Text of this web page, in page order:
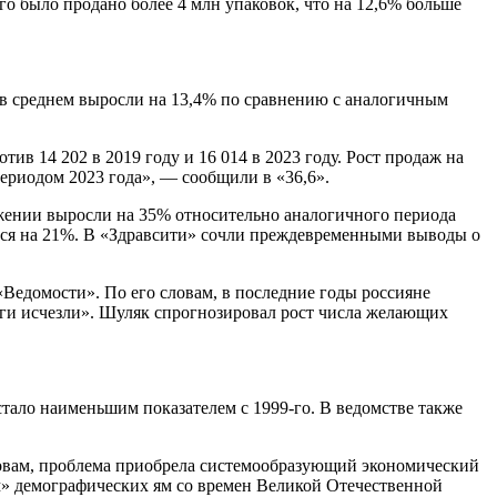
было продано более 4 млн упаковок, что на 12,6% больше
среднем выросли на 13,4% по сравнению с аналогичным
14 202 в 2019 году и 16 014 в 2023 году. Рост продаж на
2023 года», — сообщили в «36,6».
выросли на 35% относительно аналогичного периода
на 21%. В «Здравсити» сочли преждевременными выводы о
По его словам, в последние годы россияне
исчезли». Шуляк спрогнозировал рост числа желающих
наименьшим показателем с 1999-го. В ведомстве также
проблема приобрела системообразующий экономический
демографических ям со времен Великой Отечественной